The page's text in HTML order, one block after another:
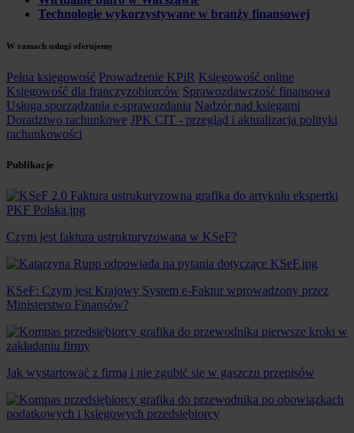
Technologie wykorzystywane w branży finansowej
W ramach usługi oferujemy
Pełna księgowość Prowadzenie KPiR Księgowość online
Księgowość dla franczyzobiorców Sprawozdawczość finansowa
Usługa sporządzania e-sprawozdania Nadzór nad księgami
Doradztwo rachunkowe JPK CIT - przegląd i aktualizacja polityki
rachunkowości
Publikacje
Czym jest faktura ustrukturyzowana w KSeF?
KSeF: Czym jest Krajowy System e-Faktur wprowadzony przez
Ministerstwo Finansów?
Jak wystartować z firmą i nie zgubić się w gąszczu przepisów